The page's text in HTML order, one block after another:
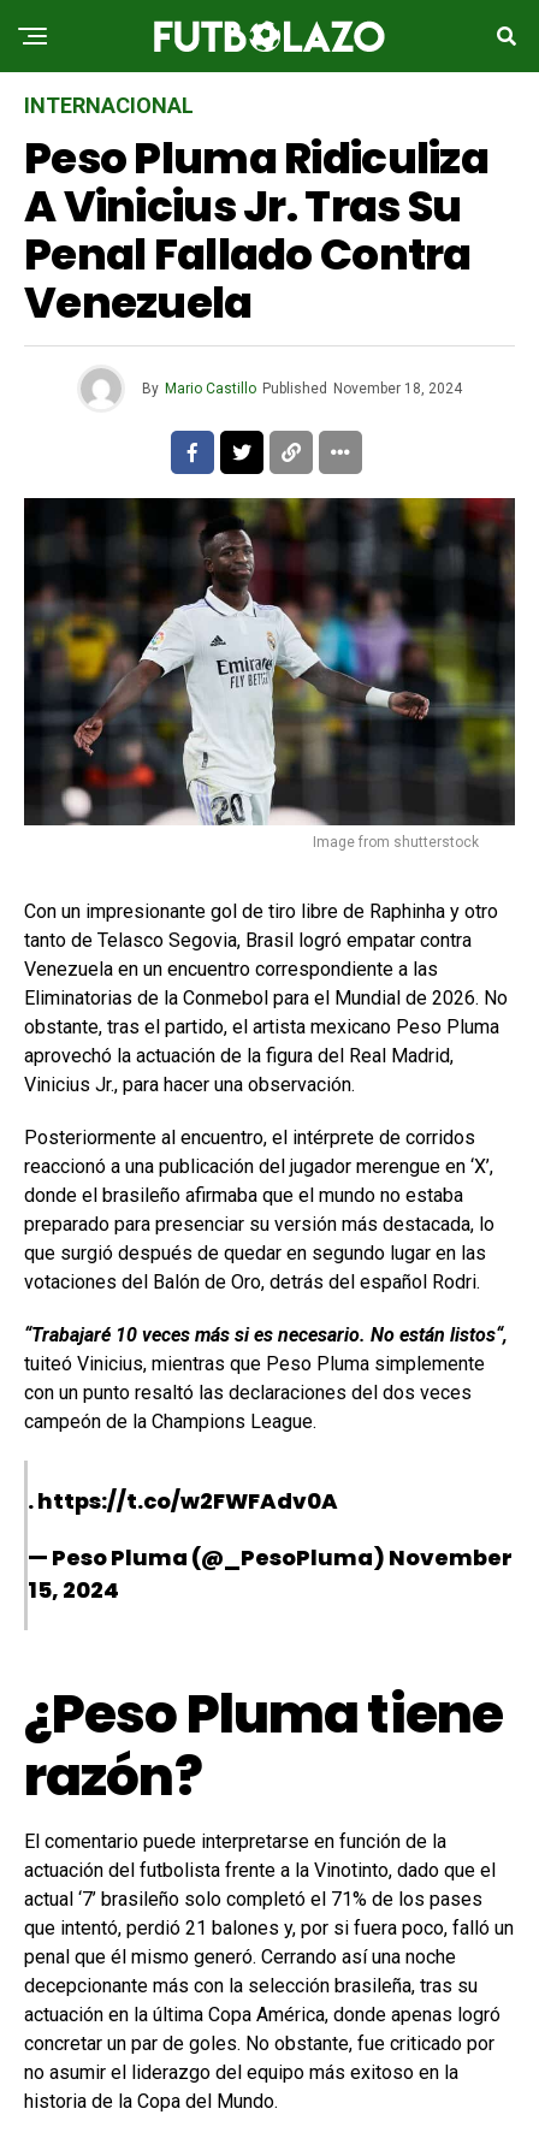
INTERNACIONAL
Peso Pluma Ridiculiza
A Vinicius Jr. Tras Su
Penal Fallado Contra
Venezuela
By Mario Castillo Published November 18, 2024
Image from shutterstock
Con un impresionante gol de tiro libre de Raphinha y otro
tanto de Telasco Segovia, Brasil logró empatar contra
Venezuela en un encuentro correspondiente a las
Eliminatorias de la Conmebol para el Mundial de 2026. No
obstante, tras el partido, el artista mexicano Peso Pluma
aprovechó la actuación de la figura del Real Madrid,
Vinicius Jr., para hacer una observación.
Posteriormente al encuentro, el intérprete de corridos
reaccionó a una publicación del jugador merengue en ‘X’,
donde el brasileño afirmaba que el mundo no estaba
preparado para presenciar su versión más destacada, lo
que surgió después de quedar en segundo lugar en las
votaciones del Balón de Oro, detrás del español Rodri.
“Trabajaré 10 veces más si es necesario. No están listos“,
tuiteó Vinicius, mientras que Peso Pluma simplemente
con un punto resaltó las declaraciones del dos veces
campeón de la Champions League.
.https://t.co/w2FWFAdv0A
— Peso Pluma (@_PesoPluma) November
15, 2024
¿Peso Pluma tiene
razón?
El comentario puede interpretarse en función de la
actuación del futbolista frente a la Vinotinto, dado que el
actual ‘7’ brasileño solo completó el 71% de los pases
que intentó, perdió 21 balones y, por si fuera poco, falló un
penal que él mismo generó. Cerrando así una noche
decepcionante más con la selección brasileña, tras su
actuación en la última Copa América, donde apenas logró
concretar un par de goles. No obstante, fue criticado por
no asumir el liderazgo del equipo más exitoso en la
historia de la Copa del Mundo.